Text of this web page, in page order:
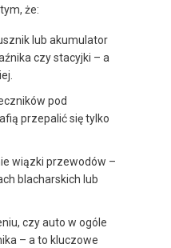
że:
lub akumulator
czy stacyjki – a
pod
przepalić się tylko
wiązki przewodów –
blacharskich lub
czy auto w ogóle
– a to kluczowe